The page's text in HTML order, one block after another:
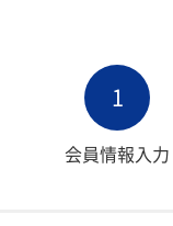
1
会員情報入力